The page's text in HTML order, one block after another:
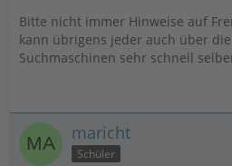
Bitte nicht immer Hinweise auf
kann übrigens jeder auch über
Suchmaschinen sehr schnell
maricht
Schüler